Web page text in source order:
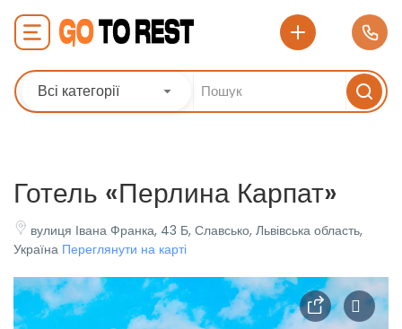
Всі категорії
Готель «Перлина Карпат»
вулиця Івана Франка, 43 Б, Славсько, Львівська область,
Україна Переглянути на карті